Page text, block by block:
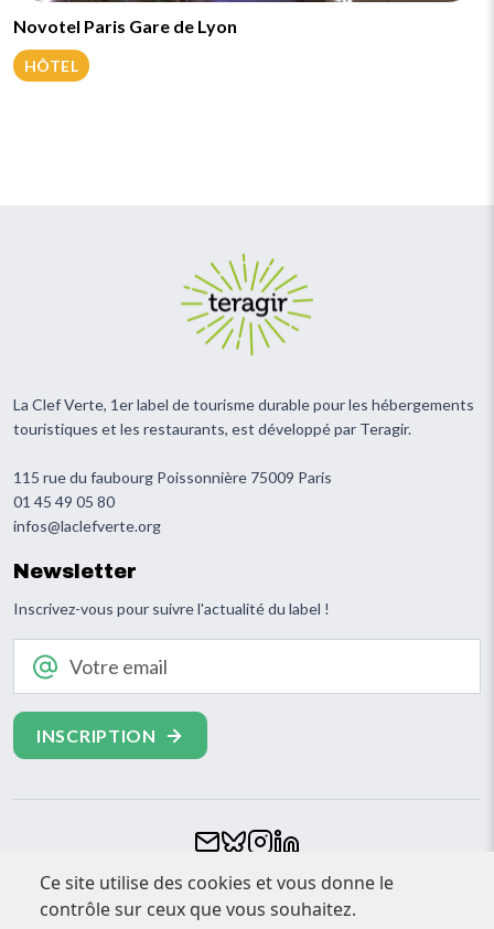
Novotel Paris Gare de Lyon
HÔTEL
Ce site utilise des cookies et vous donne le
contrôle sur ceux que vous souhaitez.
La Clef Verte, 1er label de tourisme durable pour les hébergements
touristiques et les restaurants, est développé par Teragir.
115 rue du faubourg Poissonnière 75009 Paris
01 45 49 05 80
infos@laclefverte.org
Newsletter
Inscrivez-vous pour suivre l'actualité du label !
Footer
CONTACT